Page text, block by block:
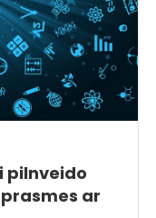
pilnveido
ar